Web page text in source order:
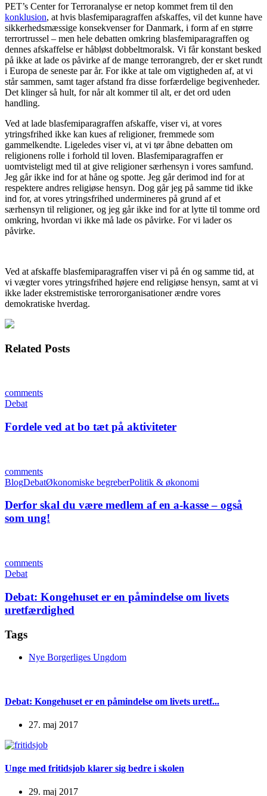
PET’s Center for Terroranalyse er netop kommet frem til den
konklusion, at hvis blasfemiparagraffen afskaffes, vil det kunne have
sikkerhedsmæssige konsekvenser for Danmark, i form af en større
terrortrussel – men hele debatten omkring blasfemiparagraffen og
dennes afskaffelse er håbløst dobbeltmoralsk. Vi får konstant besked
på ikke at lade os påvirke af de mange terrorangreb, der er sket rundt
i Europa de seneste par år. For ikke at tale om vigtigheden af, at vi
står sammen, samt tager afstand fra disse forfærdelige begivenheder.
Det klinger så hult, for når alt kommer til alt, er det ord uden
handling.
Ved at lade blasfemiparagraffen afskaffe, viser vi, at vores
ytringsfrihed ikke kan kues af religioner, fremmede som
gammelkendte. Ligeledes viser vi, at vi tør åbne debatten om
religionens rolle i forhold til loven. Blasfemiparagraffen er
uomtvisteligt med til at give religioner særhensyn i vores samfund.
Jeg går ikke ind for at håne og spotte. Jeg går derimod ind for at
respektere andres religiøse hensyn. Dog går jeg på samme tid ikke
ind for, at vores ytringsfrihed undermineres på grund af et
særhensyn til religioner, og jeg går ikke ind for at lytte til tomme ord
omkring, hvordan vi ikke må lade os påvirke. For vi lader os
påvirke.
Ved at afskaffe blasfemiparagraffen viser vi på én og samme tid, at
vi vægter vores ytringsfrihed højere end religiøse hensyn, samt at vi
ikke lader ekstremistiske terrororganisationer ændre vores
demokratiske hverdag.
Related Posts
comments
Debat
Fordele ved at bo tæt på aktiviteter
comments
BlogDebatØkonomiske begreberPolitik & økonomi
Derfor skal du være medlem af en a-kasse – også
som ung!
comments
Debat
Debat: Kongehuset er en påmindelse om livets
uretfærdighed
Tags
Nye Borgerliges Ungdom
Debat: Kongehuset er en påmindelse om livets uretf...
27. maj 2017
Unge med fritidsjob klarer sig bedre i skolen
29. maj 2017